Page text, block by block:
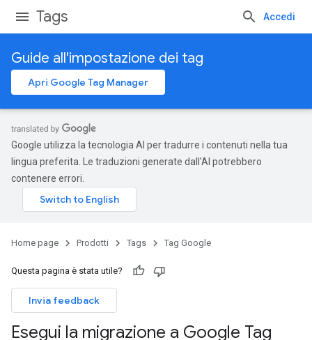
Tags Accedi
Guide all'impostazione dei tag
Apri Google Tag Manager
Google utilizza la tecnologia AI per tradurre i contenuti nella tua
lingua preferita. Le traduzioni generate dall'AI potrebbero
contenere errori.
Home page Prodotti Tags Tag Google
Questa pagina è stata utile?
Invia feedback
Esegui la migrazione a Google Tag